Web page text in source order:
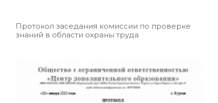
Протокол заседания комиссии по проверке
знаний в области охраны труда